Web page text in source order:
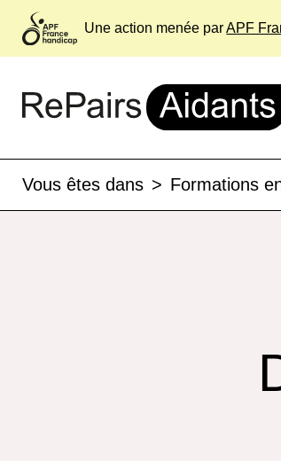
Une action menée parAPF
Vous êtes dans > Formations